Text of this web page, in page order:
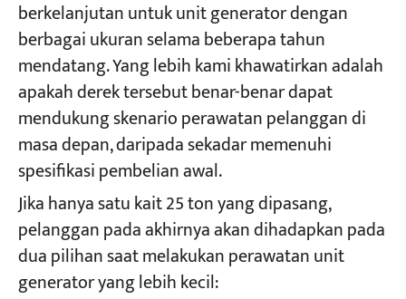
berkelanjutan untuk unit generator dengan
berbagai ukuran selama beberapa tahun
mendatang. Yang lebih kami khawatirkan adalah
apakah derek tersebut benar-benar dapat
mendukung skenario perawatan pelanggan di
masa depan, daripada sekadar memenuhi
spesifikasi pembelian awal.
Jika hanya satu kait 25 ton yang dipasang,
pelanggan pada akhirnya akan dihadapkan pada
dua pilihan saat melakukan perawatan unit
generator yang lebih kecil: